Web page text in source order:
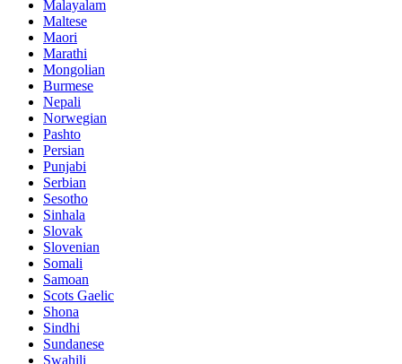
Malayalam
Maltese
Maori
Marathi
Mongolian
Burmese
Nepali
Norwegian
Pashto
Persian
Punjabi
Serbian
Sesotho
Sinhala
Slovak
Slovenian
Somali
Samoan
Scots Gaelic
Shona
Sindhi
Sundanese
Swahili